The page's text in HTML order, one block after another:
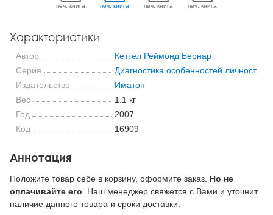
печ. книга печ. книга печ. книга печ. книга
Характеристики
Автор
Кеттел Реймонд Бернар
Серия
Диагностика особенностей личности
Издательство
Иматон
Вес
1.1 кг
Год
2007
Код
16909
Аннотация
Положите товар себе в корзину, оформите заказ. Но не
оплачивайте его. Наш менеджер свяжется с Вами и уточнит
наличие данного товара и сроки доставки.